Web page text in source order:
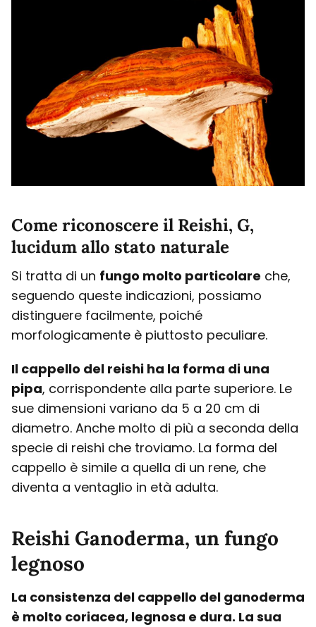
Come riconoscere il Reishi, G,
lucidum allo stato naturale
Si tratta di un fungo molto particolare che,
seguendo queste indicazioni, possiamo
distinguere facilmente, poiché
morfologicamente è piuttosto peculiare.
Il cappello del reishi ha la forma di una
pipa, corrispondente alla parte superiore. Le
sue dimensioni variano da 5 a 20 cm di
diametro. Anche molto di più a seconda della
specie di reishi che troviamo. La forma del
cappello è simile a quella di un rene, che
diventa a ventaglio in età adulta.
Reishi Ganoderma, un fungo
legnoso
La consistenza del cappello del ganoderma
è molto coriacea, legnosa e dura. La sua